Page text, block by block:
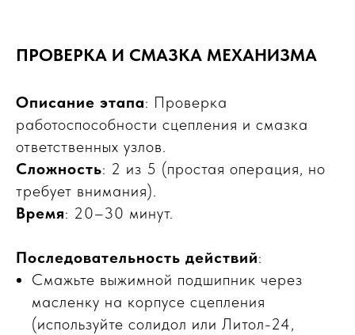
ПРОВЕРКА И СМАЗКА МЕХАНИЗМА
Описание этапа: Проверка
работоспособности сцепления и смазка
ответственных узлов.
Сложность: 2 из 5 (простая операция, но
требует внимания).
Время: 20–30 минут.
Последовательность действий:
Смажьте выжимной подшипник через
масленку на корпусе сцепления
(используйте солидол или Литол-24,